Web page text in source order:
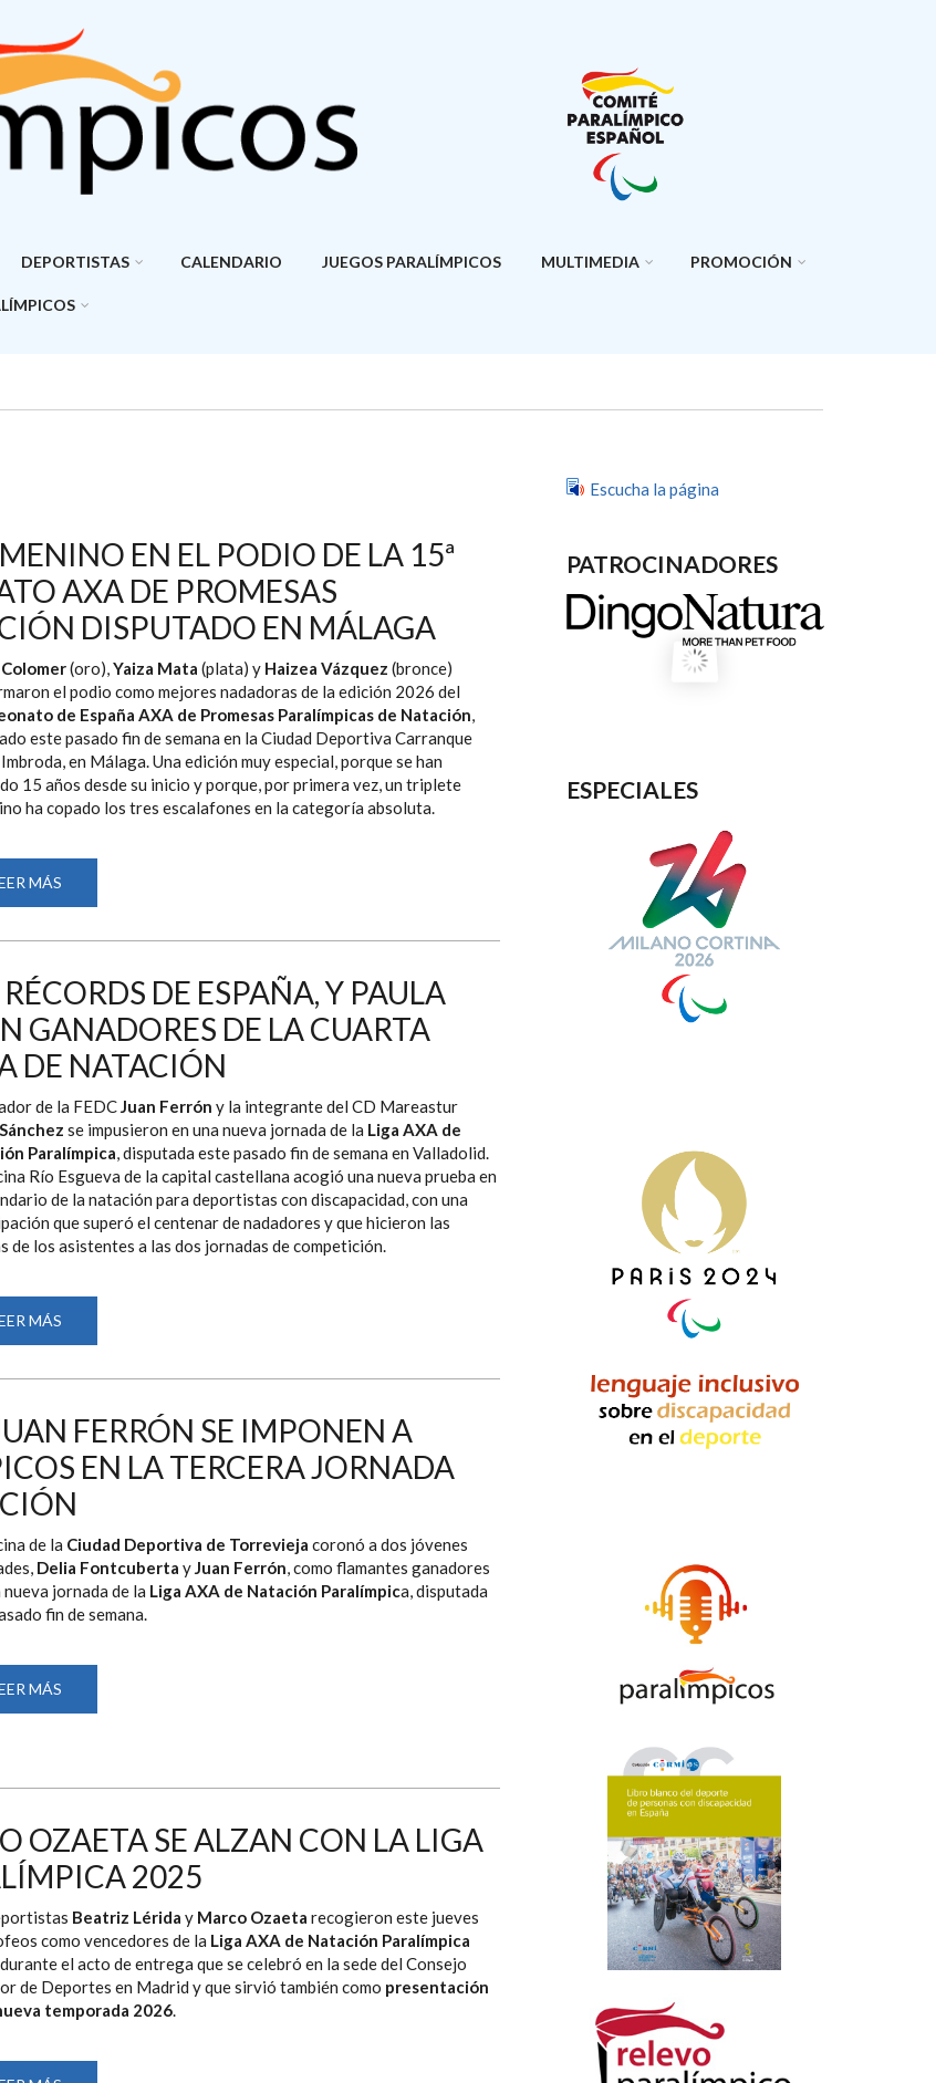
DEPORTISTAS CALENDARIO JUEGOS PARALÍMPICOS MULTIMEDIA PROMOCIÓN
EN EL PODIO DE LA 15ª
AXA DE PROMESAS
DISPUTADO EN MÁLAGA
(oro),Yaiza Mata (plata) y Haizea Vázquez (bronce)
el podio como mejores nadadoras de la edición 2026 del
de España AXA de Promesas Paralímpicas de Natación,
este pasado fin de semana en la Ciudad Deportiva Carranque
en Málaga. Una edición muy especial, porque se han
15 años desde su inicio y porque, por primera vez, un triplete
ha copado los tres escalafones en la categoría absoluta.
MÁS
TRIPLETE
EN
DE
LA
15ª
EDICIÓN
DEL
CAMPEONATO
AXA
DE
PROMESAS
PARALÍMPICAS
DE
NATACIÓN
DISPUTADO
EN
MÁLAGA
DE ESPAÑA, Y PAULA
GANADORES DE LA CUARTA
DE NATACIÓN
de la FEDCJuan Ferrón y la integrante del CD Mareastur
se impusieron en una nueva jornada de la Liga AXA de
Paralímpica, disputada este pasado fin de semana en Valladolid.
Río Esgueva de la capital castellana acogió una nueva prueba en
de la natación para deportistas con discapacidad, con una
que superó el centenar de nadadores y que hicieron las
de los asistentes a las dos jornadas de competición.
MÁS
FERRÓN,
DOS
ESPAÑA,
Y
PAULA
SÁNCHEZ
SE
PROCLAMAN
GANADORES
DE
LA
CUARTA
JORNADA
DE
LA
DE
FERRÓN SE IMPONEN A
EN LA TERCERA JORNADA
de la Ciudad Deportiva de Torrevieja coronó a dos jóvenes
Delia Fontcuberta yJuan Ferrón, como flamantes ganadores
nueva jornada de la Liga AXA de Natación Paralímpica, disputada
fin de semana.
MÁS
FONTCUBERTA
MEDALLISTAS
PARALÍMPICOS
LA
TERCERA
DE
LA
LIGA
AXA
DE
NATACIÓN
OZAETA SE ALZAN CON LA LIGA
2025
Beatriz Lérida y Marco Ozaeta recogieron este jueves
como vencedores de la Liga AXA de Natación Paralímpica
, durante el acto de entrega que se celebró en la sede del Consejo
de Deportes en Madrid y que sirvió también como presentación
temporada 2026
Escucha la página
PATROCINADORES
ESPECIALES